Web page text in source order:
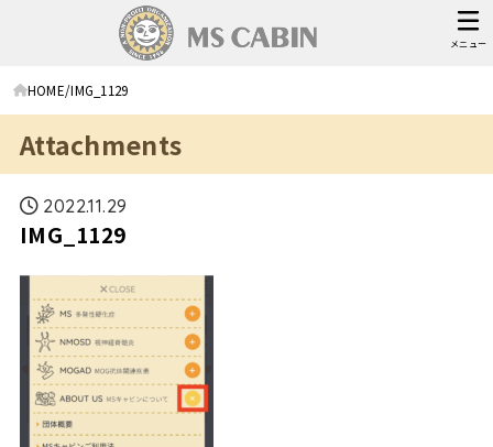
メニュー
HOME IMG_1129
Attachments
2022.11.29
IMG_1129